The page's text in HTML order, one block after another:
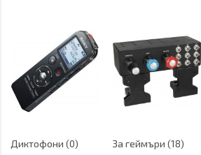
Диктофони (0) За геймъри (18)